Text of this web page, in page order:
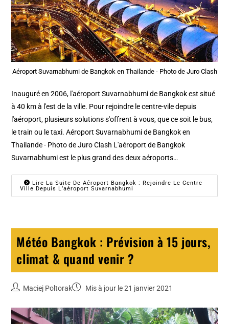
Aéroport Suvarnabhumi de Bangkok en Thailande - Photo de Juro Clash
Inauguré en 2006, l'aéroport Suvarnabhumi de Bangkok est situé
à 40 km à l'est de la ville. Pour rejoindre le centre-vile depuis
l'aéroport, plusieurs solutions s'offrent à vous, que ce soit le bus,
le train ou le taxi. Aéroport Suvarnabhumi de Bangkok en
Thailande - Photo de Juro Clash L'aéroport de Bangkok
Suvarnabhumi est le plus grand des deux aéroports…
Lire La Suite De Aéroport Bangkok : Rejoindre Le Centre
Ville Depuis L’aéroport Suvarnabhumi
Météo Bangkok : Prévision à 15 jours,
climat & quand venir ?
Maciej Poltorak Mis à jour le 21 janvier 2021